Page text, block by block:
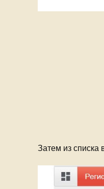
Затем из списка